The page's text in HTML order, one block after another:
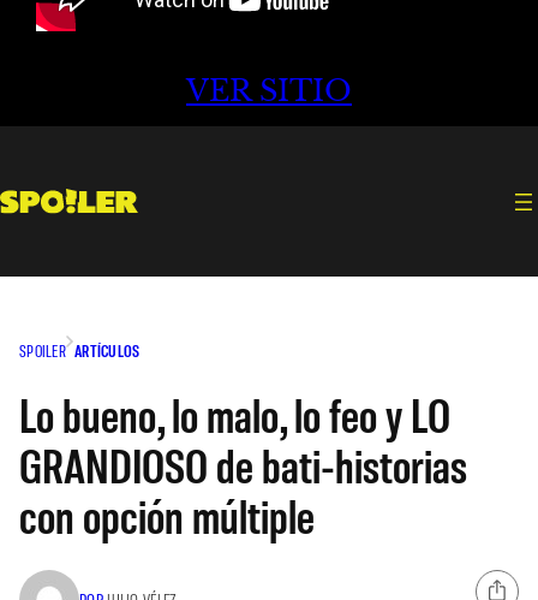
VER SITIO
SPOILER ARTÍCULOS
Lo bueno, lo malo, lo feo y LO
GRANDIOSO de bati-historias
con opción múltiple